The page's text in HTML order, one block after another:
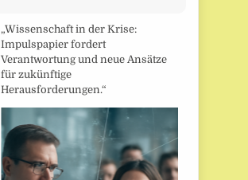
„Wissenschaft in der Krise:
Impulspapier fordert
Verantwortung und neue Ansätze
für zukünftige
Herausforderungen.“